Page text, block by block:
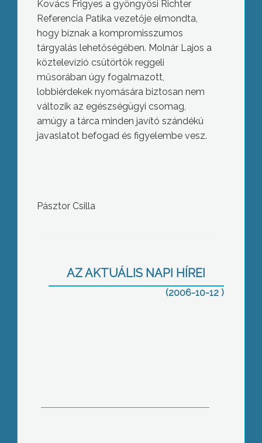
Kovács Frigyes a gyöngyösi Richter
Referencia Patika vezetője elmondta,
hogy bíznak a kompromisszumos
tárgyalás lehetőségében. Molnár Lajos a
köztelevízió csütörtök reggeli
műsorában úgy fogalmazott,
lobbiérdekek nyomására biztosan nem
változik az egészségügyi csomag,
amúgy a tárca minden javító szándékú
javaslatot befogad és figyelembe vesz.
Pásztor Csilla
AZ AKTUÁLIS NAPI HÍREI
(2006-10-12 )